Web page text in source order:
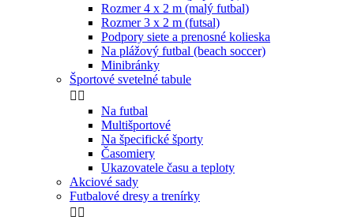
Rozmer 4 x 2 m (malý futbal)
Rozmer 3 x 2 m (futsal)
Podpory siete a prenosné kolieska
Na plážový futbal (beach soccer)
Minibránky
Športové svetelné tabule
 
Na futbal
Multišportové
Na špecifické športy
Časomiery
Ukazovatele času a teploty
Akciové sady
Futbalové dresy a trenírky
 